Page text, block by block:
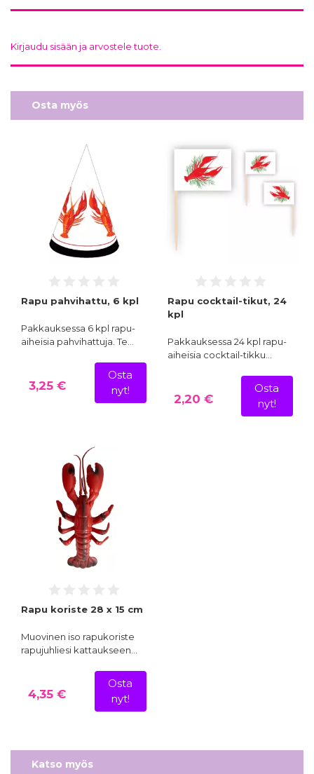
Kirjaudu sisään ja arvostele tuote.
Osta myös
Rapu pahvihattu, 6 kpl
Pakkauksessa 6 kpl rapu-
aiheisia pahvihattuja. Te…
3,25 €
Osta
nyt!
Rapu cocktail-tikut, 24
kpl
Pakkauksessa 24 kpl rapu-
aiheisia cocktail-tikku…
2,20 €
Osta
nyt!
Rapu koriste 28 x 15 cm
Muovinen iso rapukoriste
rapujuhliesi kattaukseen…
4,35 €
Osta
nyt!
Katso myös